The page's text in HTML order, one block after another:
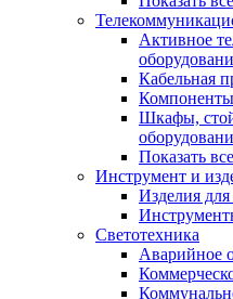
Активное
Кабельная
Шкафы,
Показать все
Инструмент и
Изделия
Светотехника
Аварийное